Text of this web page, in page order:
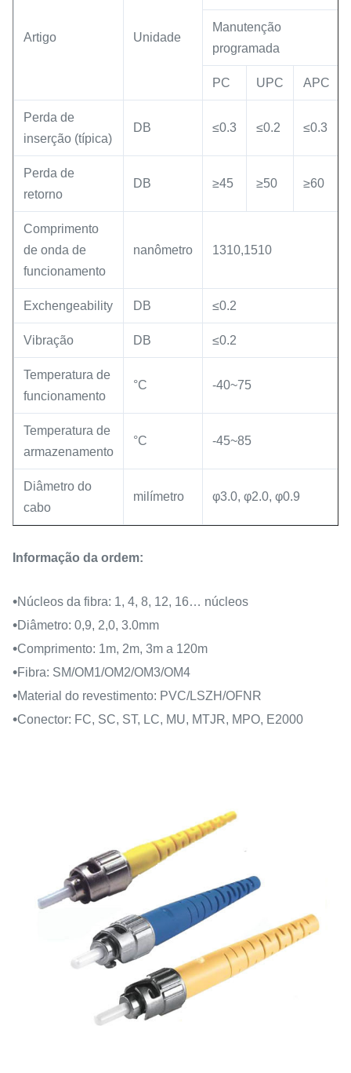
Artigo Unidade
Manutenção
programada
PC UPC APC
Perda de
inserção (típica)
DB ≤0.3 ≤0.2 ≤0.3
Perda de
retorno
DB ≥45 ≥50 ≥60
Comprimento
de onda de
funcionamento
nanômetro 1310,1510
Exchengeability DB ≤0.2
Vibração DB ≤0.2
Temperatura de
funcionamento
°C -40~75
Temperatura de
armazenamento
°C -45~85
Diâmetro do
cabo
milímetro φ3.0, φ2.0, φ0.9
Informação da ordem:
•Núcleos da fibra: 1, 4, 8, 12, 16… núcleos
•Diâmetro: 0,9, 2,0, 3.0mm
•Comprimento: 1m, 2m, 3m a 120m
•Fibra: SM/OM1/OM2/OM3/OM4
•Material do revestimento: PVC/LSZH/OFNR
•Conector: FC, SC, ST, LC, MU, MTJR, MPO, E2000